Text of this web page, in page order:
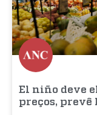
El niño deve
preços,